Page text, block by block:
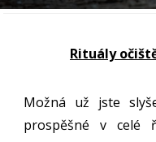
Rituály
Možná už jste
prospěšné v celé